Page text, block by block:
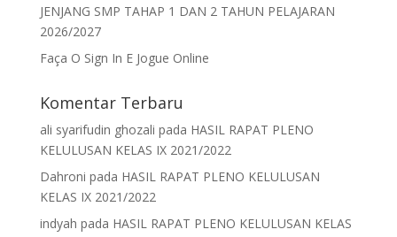
JENJANG SMP TAHAP 1 DAN 2 TAHUN PELAJARAN
2026/2027
Faça O Sign In E Jogue Online
Komentar Terbaru
ali syarifudin ghozali pada HASIL RAPAT PLENO
KELULUSAN KELAS IX 2021/2022
Dahroni pada HASIL RAPAT PLENO KELULUSAN
KELAS IX 2021/2022
indyah pada HASIL RAPAT PLENO KELULUSAN KELAS